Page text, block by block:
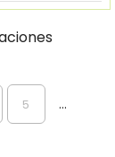
5 ...